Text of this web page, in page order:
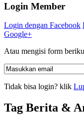
Login Member
Login dengan Facebook
Google+
Atau mengisi form
Tidak bisa login? klik
Tag Berita &